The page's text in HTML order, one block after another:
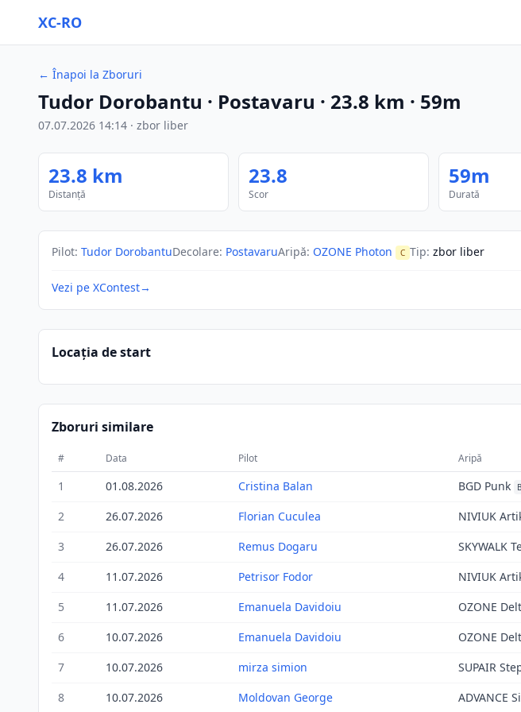
XC-RO
← Înapoi la Zboruri
Tudor Dorobantu · Postavaru · 23.8 km · 59m
07.07.2026 14:14 · zbor liber
23.8 km
Distanță
23.8
Scor
59m
Durată
Pilot: Tudor DorobantuDecolare: PostavaruAripă: OZONE Photon C Tip: zbor liber
Vezi pe XContest→
Locația de start
Zboruri similare
# Data Pilot Aripă
1 01.08.2026 Cristina Balan BGD Punk B
2
26.07.2026 Florian Cuculea NIVIUK
3
26.07.2026 Remus Dogaru SKYWALK
4
11.07.2026 Petrisor Fodor NIVIUK
5
11.07.2026 Emanuela Davidoiu OZONE
6
10.07.2026 Emanuela Davidoiu OZONE
7
10.07.2026 mirza simion SUPAIR
8
10.07.2026 Moldovan George ADVANCE